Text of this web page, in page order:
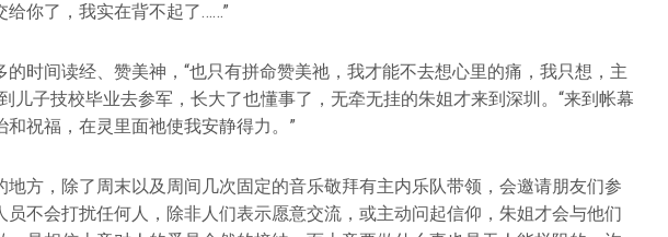
给你了，我实在背不起了……”
的时间读经、赞美神，“也只有拼命赞美祂，我才能不去想心里的痛，我只想，主
儿子技校毕业去参军，长大了也懂事了，无牵无挂的朱姐才来到深圳。“来到帐幕
和祝福，在灵里面祂使我安静得力。”
地方，除了周末以及周间几次固定的音乐敬拜有主内乐队带领，会邀请朋友们参
员不会打扰任何人，除非人们表示愿意交流，或主动问起信仰，朱姐才会与他们